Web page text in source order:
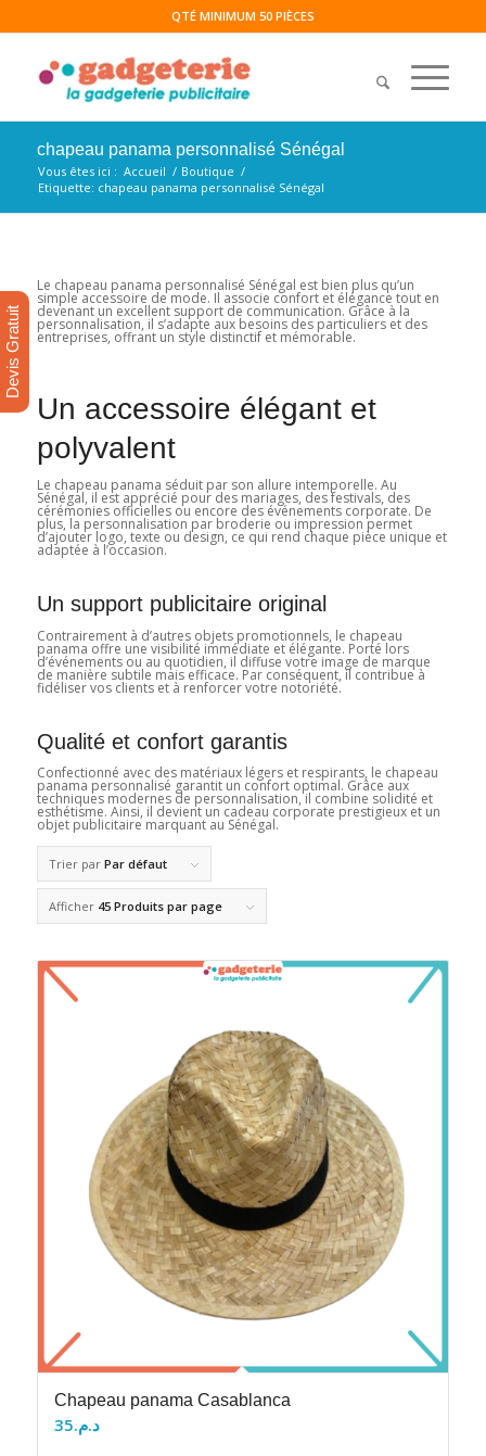
QTÉ MINIMUM 50 PIÈCES
chapeau panama personnalisé Sénégal
Vous êtes ici : Accueil / Boutique /
Etiquette: chapeau panama personnalisé Sénégal
Le chapeau panama personnalisé Sénégal est bien plus qu’un
simple accessoire de mode. Il associe confort et élégance tout en
devenant un excellent support de communication. Grâce à la
personnalisation, il s’adapte aux besoins des particuliers et des
entreprises, offrant un style distinctif et mémorable.
Un accessoire élégant et
polyvalent
Le chapeau panama séduit par son allure intemporelle. Au
Sénégal, il est apprécié pour des mariages, des festivals, des
cérémonies officielles ou encore des événements corporate. De
plus, la personnalisation par broderie ou impression permet
d’ajouter logo, texte ou design, ce qui rend chaque pièce unique et
adaptée à l’occasion.
Un support publicitaire original
Contrairement à d’autres objets promotionnels, le chapeau
panama offre une visibilité immédiate et élégante. Porté lors
d’événements ou au quotidien, il diffuse votre image de marque
de manière subtile mais efficace. Par conséquent, il contribue à
fidéliser vos clients et à renforcer votre notoriété.
Qualité et confort garantis
Confectionné avec des matériaux légers et respirants, le chapeau
panama personnalisé garantit un confort optimal. Grâce aux
techniques modernes de personnalisation, il combine solidité et
esthétisme. Ainsi, il devient un cadeau corporate prestigieux et un
objet publicitaire marquant au Sénégal.
Trier par Par défaut
Afficher 45 Produits par page
Chapeau panama Casablanca
د.م.35
Devis Gratuit